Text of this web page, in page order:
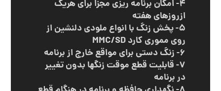
۴- امکان برنامه ریزی مجزا برای هریک
ازروزهای هفته
۵- پخش زنگ با انواع ملودی دلنشین از
روی مموری کارد MMC/SD
۶- زنگ دستی برای مواقع خارج از برنامه
۷- قابلیت قطع موقت زنگها بدون تغییر
در برنامه